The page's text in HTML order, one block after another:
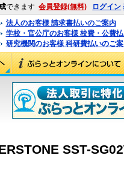
できます 会員登録(無料) ログイン
法人のお客様 請求書払いのご案内
学校・官公庁のお客様 校費・公費
研究機関のお客様 科研費払いのご
SST-